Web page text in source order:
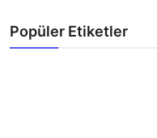
Popüler Etiketler